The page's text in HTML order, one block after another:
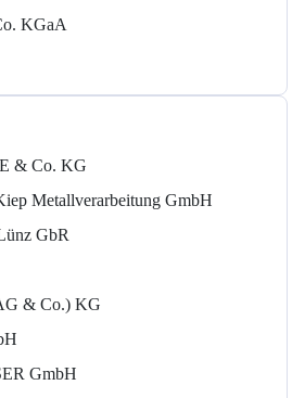
KGaA
& Co. KG
Metallverarbeitung GmbH
GbR
& Co.) KG
GmbH